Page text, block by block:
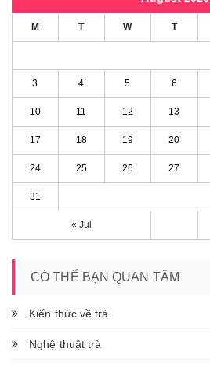
M T W T
« Jul
3 4 5 6
10 11 12 13
17 18 19 20
24 25 26 27
31
CÓ THỂ BẠN QUAN TÂM
Kiến thức về trà
Nghệ thuật trà